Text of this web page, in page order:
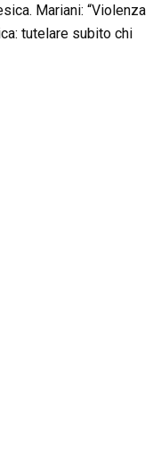
Mariani: “Violenza
tutelare subito chi